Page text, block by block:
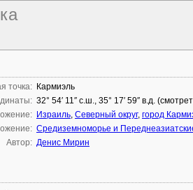
точка: Кармиэль
32° 54′ 11″ с.ш., 35° 17′ 59″ в.д.
Израиль, Северный округ, город
Средиземноморье и
Автор: Денис Мирин